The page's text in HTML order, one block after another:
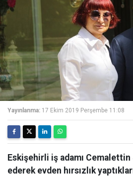
Yayınlanma: 17 Ekim 2019 Perşembe 11:08
Eskişehirli iş adamı
ederek evden hırsızlık